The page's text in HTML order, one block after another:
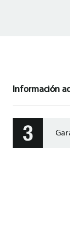
Información